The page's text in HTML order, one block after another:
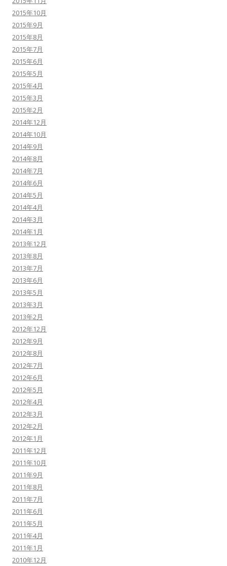
2015年10月
2015年9月
2015年8月
2015年7月
2015年6月
2015年5月
2015年4月
2015年3月
2015年2月
2014年12月
2014年10月
2014年9月
2014年8月
2014年7月
2014年6月
2014年5月
2014年4月
2014年3月
2014年1月
2013年12月
2013年8月
2013年7月
2013年6月
2013年5月
2013年3月
2013年2月
2012年12月
2012年9月
2012年8月
2012年7月
2012年6月
2012年5月
2012年4月
2012年3月
2012年2月
2012年1月
2011年12月
2011年10月
2011年9月
2011年8月
2011年7月
2011年6月
2011年5月
2011年4月
2011年1月
2010年12月